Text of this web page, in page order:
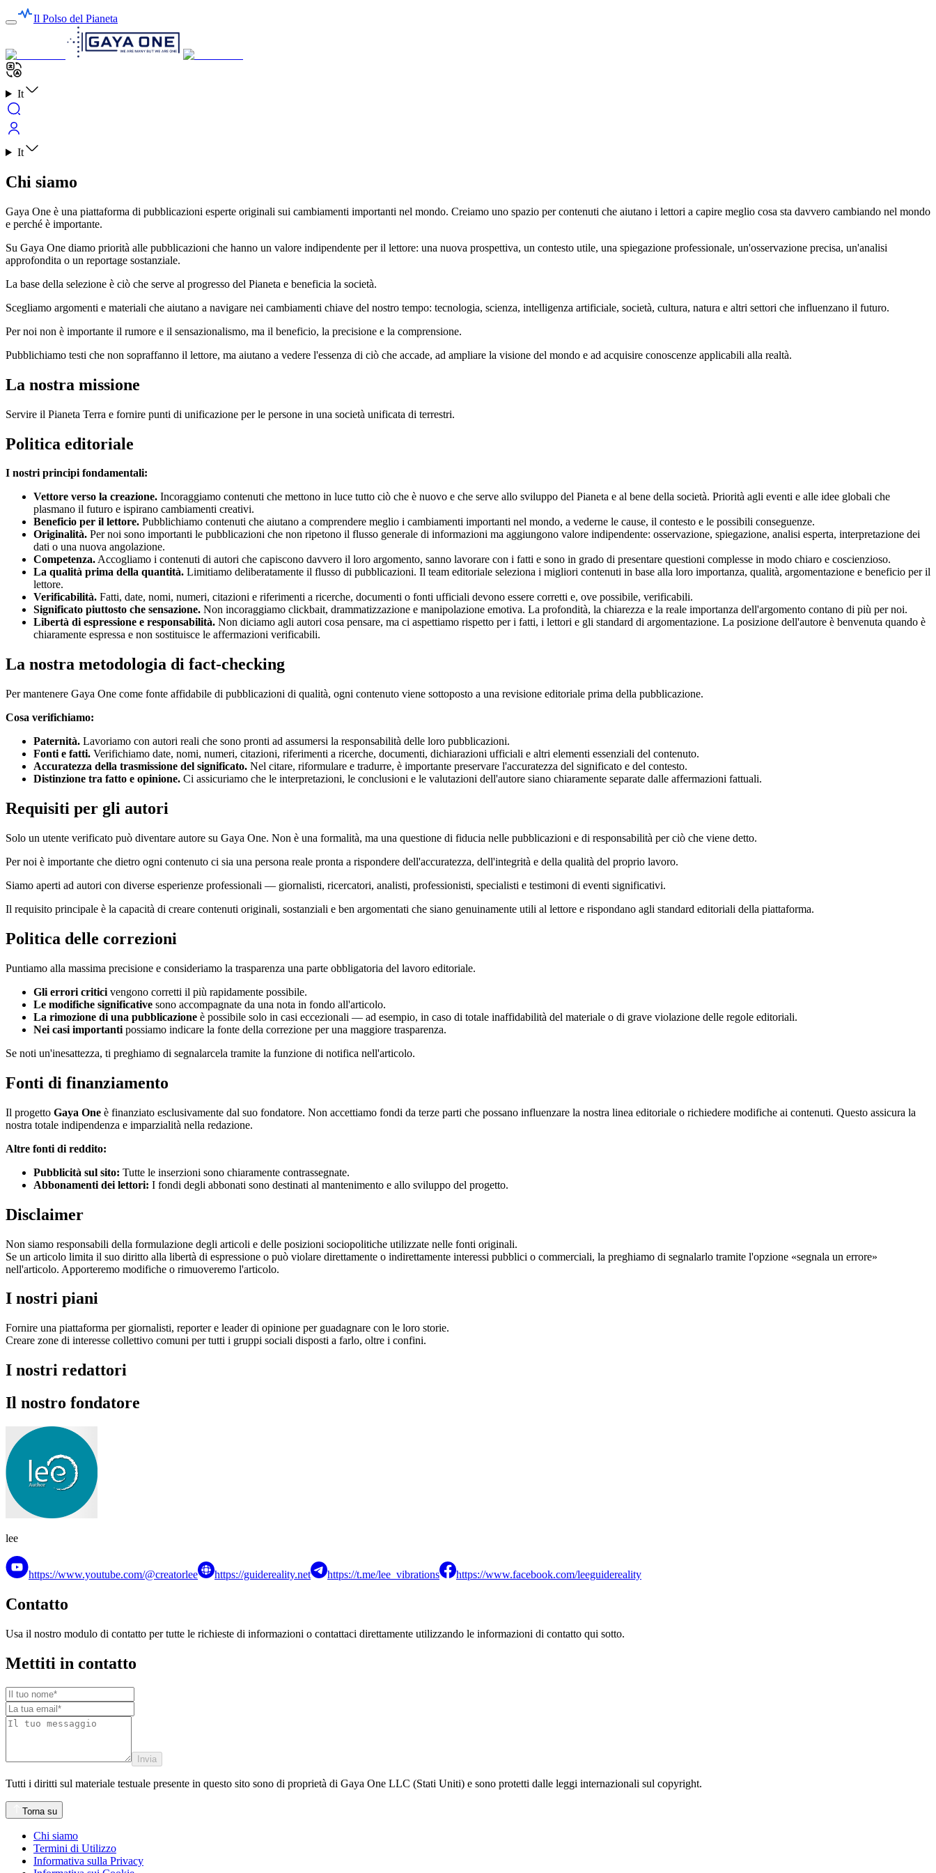
Il Polso del Pianeta
It
It
Chi siamo
Gaya One è una piattaforma di pubblicazioni esperte originali sui cambiamenti importanti nel mondo. Creiamo uno spazio per contenuti che aiutano i lettori a capire meglio cosa sta davvero cambiando nel mondo
e perché è importante.
Su Gaya One diamo priorità alle pubblicazioni che hanno un valore indipendente per il lettore: una nuova prospettiva, un contesto utile, una spiegazione professionale, un'osservazione precisa, un'analisi
approfondita o un reportage sostanziale.
La base della selezione è ciò che serve al progresso del Pianeta e beneficia la società.
Scegliamo argomenti e materiali che aiutano a navigare nei cambiamenti chiave del nostro tempo: tecnologia, scienza, intelligenza artificiale, società, cultura, natura e altri settori che influenzano il futuro.
Per noi non è importante il rumore e il sensazionalismo, ma il beneficio, la precisione e la comprensione.
Pubblichiamo testi che non sopraffanno il lettore, ma aiutano a vedere l'essenza di ciò che accade, ad ampliare la visione del mondo e ad acquisire conoscenze applicabili alla realtà.
La nostra missione
Servire il Pianeta Terra e fornire punti di unificazione per le persone in una società unificata di terrestri.
Politica editoriale
I nostri principi fondamentali:
Vettore verso la creazione. Incoraggiamo contenuti che mettono in luce tutto ciò che è nuovo e che serve allo sviluppo del Pianeta e al bene della società. Priorità agli eventi e alle idee globali che
plasmano il futuro e ispirano cambiamenti creativi.
Beneficio per il lettore. Pubblichiamo contenuti che aiutano a comprendere meglio i cambiamenti importanti nel mondo, a vederne le cause, il contesto e le possibili conseguenze.
Originalità. Per noi sono importanti le pubblicazioni che non ripetono il flusso generale di informazioni ma aggiungono valore indipendente: osservazione, spiegazione, analisi esperta, interpretazione dei
dati o una nuova angolazione.
Competenza.Accogliamo i contenuti di autori che capiscono davvero il loro argomento, sanno lavorare con i fatti e sono in grado di presentare questioni complesse in modo chiaro e coscienzioso.
La qualità prima della quantità. Limitiamo deliberatamente il flusso di pubblicazioni. Il team editoriale seleziona i migliori contenuti in base alla loro importanza, qualità, argomentazione e beneficio per il
lettore.
Verificabilità. Fatti, date, nomi, numeri, citazioni e riferimenti a ricerche, documenti o fonti ufficiali devono essere corretti e, ove possibile, verificabili.
Significato piuttosto che sensazione. Non incoraggiamo clickbait, drammatizzazione e manipolazione emotiva. La profondità, la chiarezza e la reale importanza dell'argomento contano di più per noi.
Libertà di espressione e responsabilità. Non diciamo agli autori cosa pensare, ma ci aspettiamo rispetto per i fatti, i lettori e gli standard di argomentazione. La posizione dell'autore è benvenuta quando è
chiaramente espressa e non sostituisce le affermazioni verificabili.
La nostra metodologia di fact-checking
Per mantenere Gaya One come fonte affidabile di pubblicazioni di qualità, ogni contenuto viene sottoposto a una revisione editoriale prima della pubblicazione.
Cosa verifichiamo:
Paternità. Lavoriamo con autori reali che sono pronti ad assumersi la responsabilità delle loro pubblicazioni.
Fonti e fatti. Verifichiamo date, nomi, numeri, citazioni, riferimenti a ricerche, documenti, dichiarazioni ufficiali e altri elementi essenziali del contenuto.
Accuratezza della trasmissione del significato. Nel citare, riformulare e tradurre, è importante preservare l'accuratezza del significato e del contesto.
Distinzione tra fatto e opinione. Ci assicuriamo che le interpretazioni, le conclusioni e le valutazioni dell'autore siano chiaramente separate dalle affermazioni fattuali.
Requisiti per gli autori
Solo un utente verificato può diventare autore su Gaya One. Non è una formalità, ma una questione di fiducia nelle pubblicazioni e di responsabilità per ciò che viene detto.
Per noi è importante che dietro ogni contenuto ci sia una persona reale pronta a rispondere dell'accuratezza, dell'integrità e della qualità del proprio lavoro.
Siamo aperti ad autori con diverse esperienze professionali — giornalisti, ricercatori, analisti, professionisti, specialisti e testimoni di eventi significativi.
Il requisito principale è la capacità di creare contenuti originali, sostanziali e ben argomentati che siano genuinamente utili al lettore e rispondano agli standard editoriali della piattaforma.
Politica delle correzioni
Puntiamo alla massima precisione e consideriamo la trasparenza una parte obbligatoria del lavoro editoriale.
Gli errori critici vengono corretti il più rapidamente possibile.
Le modifiche significative sono accompagnate da una nota in fondo all'articolo.
La rimozione di una pubblicazione è possibile solo in casi eccezionali — ad esempio, in caso di totale inaffidabilità del materiale o di grave violazione delle regole editoriali.
Nei casi importanti possiamo indicare la fonte della correzione per una maggiore trasparenza.
Se noti un'inesattezza, ti preghiamo di segnalarcela tramite la funzione di notifica nell'articolo.
Fonti di finanziamento
Il progetto Gaya One è finanziato esclusivamente dal suo fondatore. Non accettiamo fondi da terze parti che possano influenzare la nostra linea editoriale o richiedere modifiche ai contenuti. Questo assicura la
nostra totale indipendenza e imparzialità nella redazione.
Altre fonti di reddito:
Pubblicità sul sito: Tutte le inserzioni sono chiaramente contrassegnate.
Abbonamenti dei lettori: I fondi degli abbonati sono destinati al mantenimento e allo sviluppo del progetto.
Disclaimer
Non siamo responsabili della formulazione degli articoli e delle posizioni sociopolitiche utilizzate nelle fonti originali.
Se un articolo limita il suo diritto alla libertà di espressione o può violare direttamente o indirettamente interessi pubblici o commerciali, la preghiamo di segnalarlo tramite l'opzione «segnala un errore»
nell'articolo. Apporteremo modifiche o rimuoveremo l'articolo.
I nostri piani
Fornire una piattaforma per giornalisti, reporter e leader di opinione per guadagnare con le loro storie.
Creare zone di interesse collettivo comuni per tutti i gruppi sociali disposti a farlo, oltre i confini.
I nostri redattori
Il nostro fondatore
lee
https://www.youtube.com/@creatorlee https://guidereality.net https://t.me/lee_vibrations https://www.facebook.com/leeguidereality
Contatto
Usa il nostro modulo di contatto per tutte le richieste di informazioni o contattaci direttamente utilizzando le informazioni di contatto qui sotto.
Mettiti in contatto
Invia
Tutti i diritti sul materiale testuale presente in questo sito sono di proprietà di Gaya One LLC (Stati Uniti) e sono protetti dalle leggi internazionali sul copyright.
Torna su
Chi siamo
Termini di Utilizzo
Informativa sulla Privacy